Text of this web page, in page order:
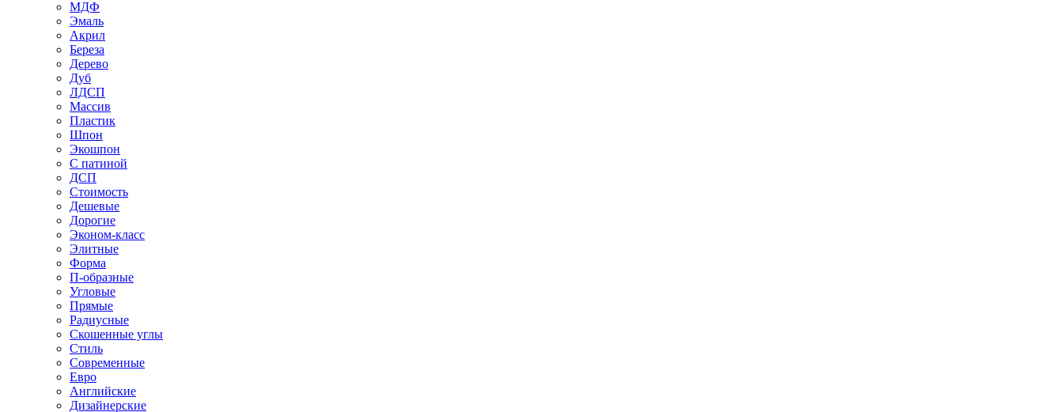
МДФ
Эмаль
Акрил
Береза
Дерево
Дуб
ЛДСП
Массив
Пластик
Шпон
Экошпон
С патиной
ДСП
Стоимость
Дешевые
Дорогие
Эконом-класс
Элитные
Форма
П-образные
Угловые
Прямые
Радиусные
Скошенные углы
Стиль
Современные
Евро
Английские
Дизайнерские